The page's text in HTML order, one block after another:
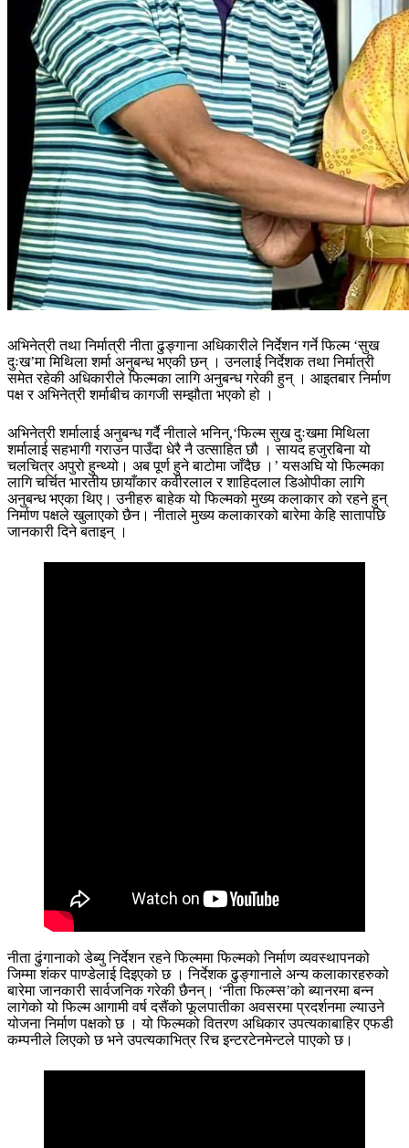
अभिनेत्री तथा निर्मात्री नीता ढुङ्गाना अधिकारीले निर्देशन गर्ने फिल्म ‘सुख
दुःख’मा मिथिला शर्मा अनुबन्ध भएकी छन् । उनलाई निर्देशक तथा निर्मात्री
समेत रहेकी अधिकारीले फिल्मका लागि अनुबन्ध गरेकी हुन् । आइतबार निर्माण
पक्ष र अभिनेत्री शर्माबीच कागजी सम्झौता भएको हो ।
अभिनेत्री शर्मालाई अनुबन्ध गर्दै नीताले भनिन्,‘फिल्म सुख दुःखमा मिथिला
शर्मालाई सहभागी गराउन पाउँदा धेरै नै उत्साहित छौ । सायद हजुरबिना यो
चलचित्र अपुरो हुन्थ्यो। अब पूर्ण हुने बाटोमा जाँदैछ ।’ यसअघि यो फिल्मका
लागि चर्चित भारतीय छायाँकार कवीरलाल र शाहिदलाल डिओपीका लागि
अनुबन्ध भएका थिए। उनीहरु बाहेक यो फिल्मको मुख्य कलाकार को रहने हुन्
निर्माण पक्षले खुलाएको छैन। नीताले मुख्य कलाकारको बारेमा केहि सातापछि
जानकारी दिने बताइन् ।
नीता ढुंगानाको डेब्यु निर्देशन रहने फिल्ममा फिल्मको निर्माण व्यवस्थापनको
जिम्मा शंकर पाण्डेलाई दिइएको छ । निर्देशक ढुङ्गानाले अन्य कलाकारहरुको
बारेमा जानकारी सार्वजनिक गरेकी छैनन्। ‘नीता फिल्म्स’को ब्यानरमा बन्न
लागेको यो फिल्म आगामी वर्ष दसैंको फूलपातीका अवसरमा प्रदर्शनमा ल्याउने
योजना निर्माण पक्षको छ । यो फिल्मको वितरण अधिकार उपत्यकाबाहिर एफडी
कम्पनीले लिएको छ भने उपत्यकाभित्र रिच इन्टरटेनमेन्टले पाएको छ।